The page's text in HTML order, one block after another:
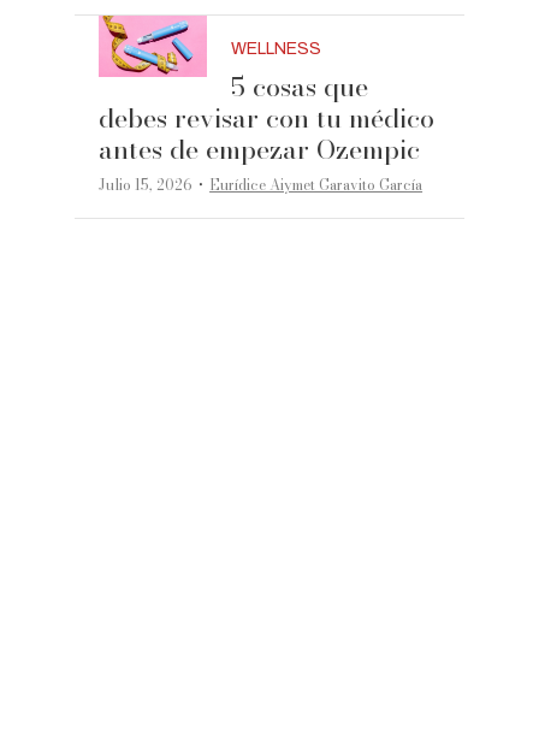
WELLNESS
5 cosas que
debes revisar con tu médico
antes de empezar Ozempic
Julio 15, 2026 ·Eurídice Aiymet Garavito García